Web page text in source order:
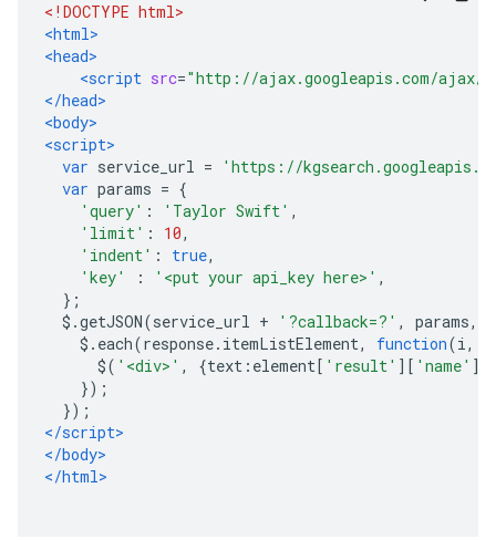
<!DOCTYPE html>
<html>
<head>
<script src="http://ajax.googleapis.com/
</head>
<body>
<script>
var service_url =
'https://
var params = {
'query' : 'Taylor Swift' ,
'limit' : 10,
'indent' : true,
'key'
: '<put your api_key here>' ,
};
$ .getJSON(service_url + '?callback=?' , params,
$ . each(response. itemListElement, function(i,
$( '<div>' , {text : element[ 'result' ][ 'name'
});
});
</script>
</body>
</html>